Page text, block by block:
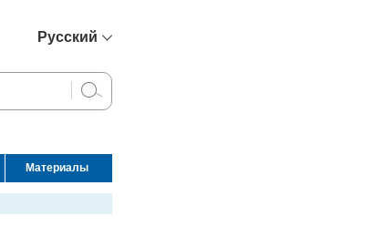
Русский
English
Español
عربي
Материалы